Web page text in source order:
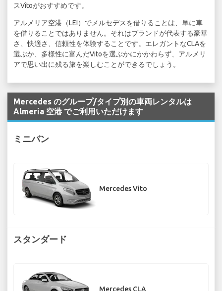
スVitoがおすすめです。
アルメリア空港（LEI）でメルセデスを借りることは、単に車
を借りることではありません。それはブランドが代表する豪華
さ、快適さ、信頼性を体験することです。エレガントなCLAを
選ぶか、多様性に富んだVitoを選ぶかにかかわらず、アルメリ
アで思い出に残る旅を楽しむことができるでしょう。
Mercedes のグループ/タイプ別の車両レンタルは
Almeria 空港 でご利用いただけます
ミニバン
Mercedes Vito
スタンダード
Mercedes CLA